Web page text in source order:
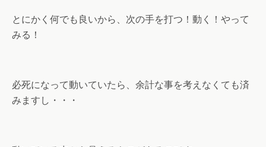
とにかく何でも良いから、次の手を打つ！動く！やって
みる！
必死になって動いていたら、余計な事を考えなくても済
みますし・・・